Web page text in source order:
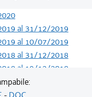
al 31/12/2019
al 10/07/2019
al 31/12/2018
al 19/12/2018
al 07/11/2018
al 28/03/2018